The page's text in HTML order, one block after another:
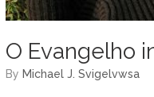
O Evangelho
by Michael J. Svigelvwsa